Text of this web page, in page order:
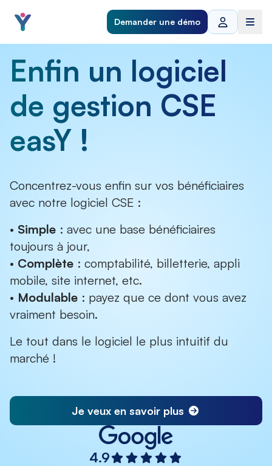
Demander une démo
Enfin un logiciel
de gestion CSE
easY !
Concentrez-vous enfin sur vos bénéficiaires
avec notre logiciel CSE :
• Simple : avec une base bénéficiaires
toujours à jour,
• Complète : comptabilité, billetterie, appli
mobile, site internet, etc.
• Modulable : payez que ce dont vous avez
vraiment besoin.
Le tout dans le logiciel le plus intuitif du
marché !
Je veux en savoir plus
4.9